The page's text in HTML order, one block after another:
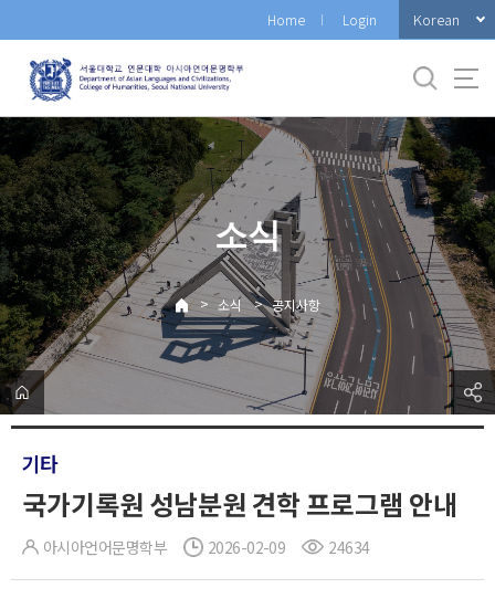
로
메
뉴
Home Login Korean
소식
> 소식 > 공지사항
기타
국가기록원 성남분원 견학 프로그램 안내
아시아언어문명학부 2026-02-09 24634